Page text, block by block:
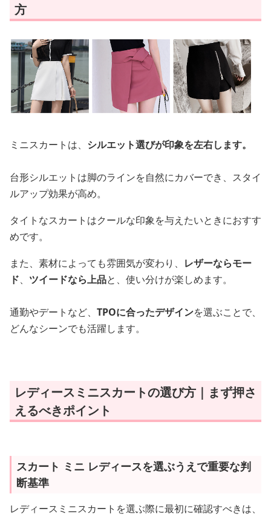
方
ミニスカートは、 シルエット選びが印象を左右します。
台形シルエットは脚のラインを自然にカバーでき、スタイ
ルアップ効果が高め。
タイトなスカートはクールな印象を与えたいときにおすす
めです。
また、素材によっても雰囲気が変わり、 レザーならモー
ド、 ツイードなら上品と、使い分けが楽しめます。
通勤やデートなど、 TPOに合ったデザインを選ぶことで、
どんなシーンでも活躍します。
レディースミニスカートの選び方｜まず押さ
えるべきポイント
スカート ミニ レディースを選ぶうえで重要な判
断基準
レディースミニスカートを選ぶ際に最初に確認すべきは、